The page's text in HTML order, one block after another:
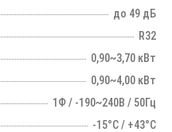
до 49 дБ
R32
0,90~3,70 кВт
0,90~4,00 кВт
1Ф / -190~240В / 50Гц
-15°С / +43°С